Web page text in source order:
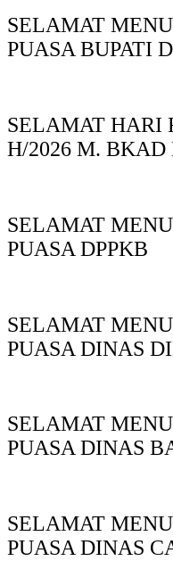
SELAMAT
PUASA BUPATI
SELAMAT HARI
H/2026 M. BKAD
SELAMAT
PUASA DPPKB
SELAMAT
PUASA DINAS
SELAMAT
PUASA DINAS
SELAMAT
PUASA DINAS